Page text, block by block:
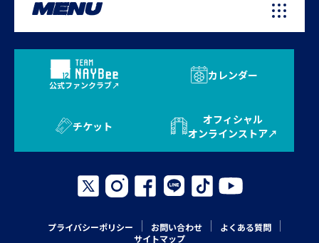
MENU
公式ファンクラブ
カレンダー
チケット
オフィシャル
オンラインストア
プライバシーポリシー お問い合わせ
よくある質問
サイトマップ